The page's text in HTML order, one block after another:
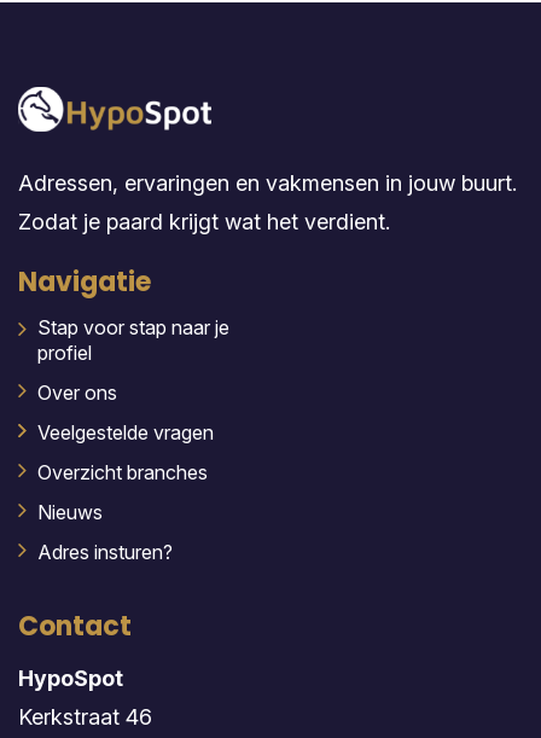
Adressen, ervaringen en vakmensen in jouw buurt.
Zodat je paard krijgt wat het verdient.
Navigatie
Stap voor stap naar je
profiel
Over ons
Veelgestelde vragen
Overzicht branches
Nieuws
Adres insturen?
Contact
HypoSpot
Kerkstraat 46